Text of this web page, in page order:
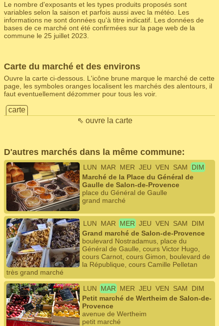
Le nombre d'exposants et les types produits proposés sont
variables selon la saison et parfois aussi avec la météo. Les
informations ne sont données qu'à titre indicatif. Les données de
bases de ce marché ont été confirmées sur la page web de la
commune le 25 juillet 2023.
Carte du marché et des environs
Ouvre la carte ci-dessous. L'icône brune marque le marché de cette
page, les symboles oranges localisent les marchés des alentours, il
faut eventuellement dézommer pour tous les voir.
carte
⇖ ouvre la carte
D'autres marchés dans la même commune:
LUN MAR MER JEU VEN SAM
DIM
Marché de la Place du Général de
Gaulle de Salon-de-Provence
place du Général de Gaulle
grand marché
LUN MAR MER JEU VEN SAM
DIM
Grand marché de Salon-de-Provence
boulevard Nostradamus, place du
Général de Gaulle, cours Victor Hugo,
cours Carnot, cours Gimon, boulevard de
la République, cours Camille Pelletan
très grand marché
LUN MAR MER JEU VEN SAM
DIM
Petit marché de Wertheim de Salon-de-
Provence
avenue de Wertheim
petit marché